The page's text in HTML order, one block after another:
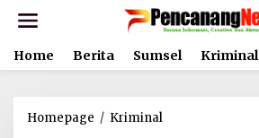
t
Home Berita Sumsel Kriminal
Homepage / Kriminal